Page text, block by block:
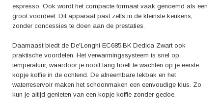
espresso. Ook wordt het compacte formaat vaak genoemd als een
groot voordeel. Dit apparaat past zelfs in de kleinste keukens,
zonder concessies te doen aan de prestaties.
Daarnaast biedt de De'Longhi EC685.BK Dedica Zwart ook
praktische voordelen. Het verwarmingssysteem is snel op
temperatuur, waardoor je nooit lang hoeft te wachten op je eerste
kopje koffie in de ochtend. De afneembare lekbak en het
waterreservoir maken het schoonmaken een eenvoudige klus. Zo
kun je altijd genieten van een kopje koffie zonder gedoe.